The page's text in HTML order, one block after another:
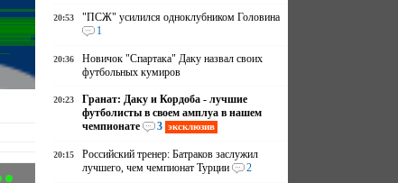
20:53
"ПСЖ" усилился одноклубником Головина
1
20:36
Новичок "Спартака" Даку назвал своих
футбольных кумиров
20:23
Гранат: Даку и Кордоба - лучшие
футболисты в своем амплуа в нашем
чемпионате
3 эксклюзив
20:15
Российский тренер: Батраков заслужил
лучшего, чем чемпионат Турции
2